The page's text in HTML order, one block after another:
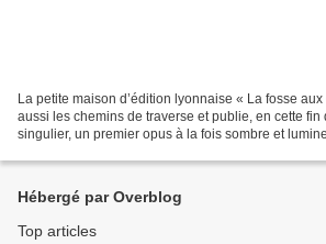
La petite maison d’édition lyonnaise « La fosse
aussi les chemins de traverse et publie, en cette fin
singulier, un premier opus à la fois sombre et
Hébergé par Overblog
Top articles